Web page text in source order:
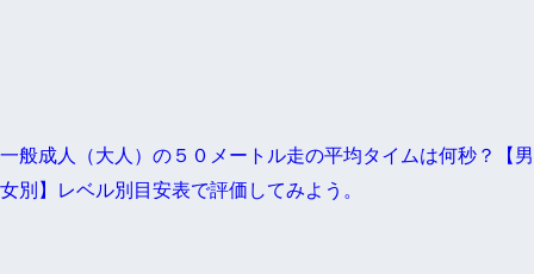
一般成人（大人）の５０メートル走の平均タイムは何秒？【男
女別】レベル別目安表で評価してみよう。